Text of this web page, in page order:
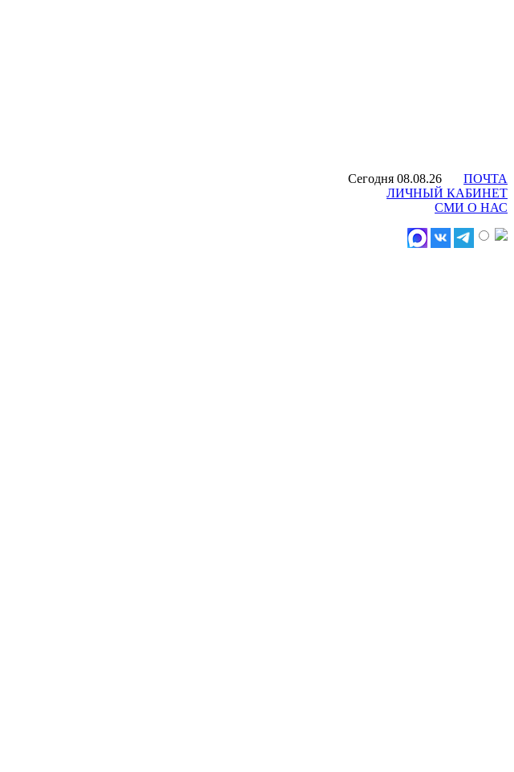
Сегодня 08.08.26
ПОЧТА
ЛИЧНЫЙ КАБИНЕТ
СМИ О НАС